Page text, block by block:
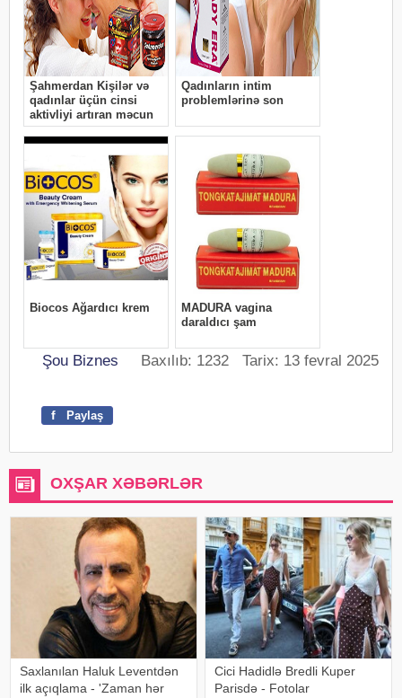
Şou Biznes Baxılıb: 1232 Tarix: 13 fevral 2025
f Paylaş
OXŞAR XƏBƏRLƏR
Saxlanılan Haluk Leventdən
ilk açıqlama - 'Zaman hər
Cici Hadidlə Bredli Kuper
Parisdə - Fotolar